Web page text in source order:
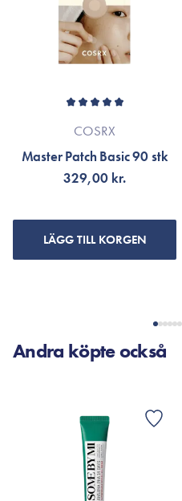
Strl. 30 x 60 mm.
COSRX
Master Patch Basic 90 stk
329,00 kr.
LÄGG TILL KORGEN
Andra köpte också